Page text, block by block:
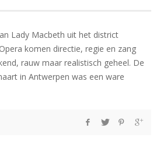
Lady Macbeth uit het district
komen directie, regie en zang
rauw maar realistisch geheel. De
in Antwerpen was een ware